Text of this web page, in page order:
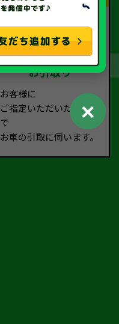
お引取り
お客様に
ご指定いただいた場所ま
で
お車の引取に伺います。
✕